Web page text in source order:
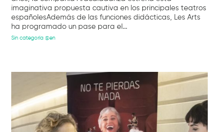
imaginativa propuesta cautiva en los principales teatros
españolesAdemás de las funciones didácticas, Les Arts
ha programado un pase para el...
Sin categoría @en